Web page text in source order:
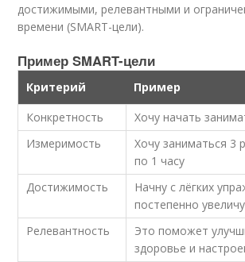
достижимыми, релевантными и
времени (SMART-цели).
Пример SMART-цели
Критерий
Пример
Конкретность
Хочу начать
Измеримость
Хочу заниматься 3
по 1 часу
Достижимость
Начну с лёгких
постепенно
Релевантность
Это поможет
здоровье и